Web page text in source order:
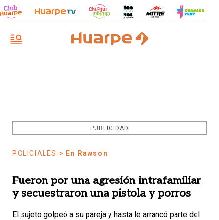
PUBLICIDAD
POLICIALES > En Rawson
Fueron por una agresión intrafamiliar
y secuestraron una pistola y porros
El sujeto golpeó a su pareja y hasta le arrancó parte del